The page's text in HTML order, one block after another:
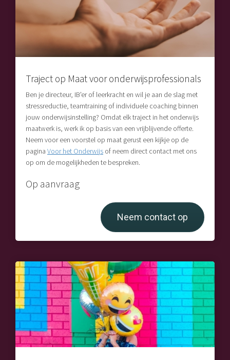
Traject op Maat voor onderwijsprofessionals
Ben je directeur, IB'er of leerkracht en wil je aan de slag met
stressreductie, teamtraining of individuele coaching binnen
jouw onderwijsinstelling? Omdat elk traject in het onderwijs
maatwerk is, werk ik op basis van een vrijblijvende offerte.
Neem voor een voorstel op maat gerust een kijkje op de
pagina Voor het Onderwijs of neem direct contact met ons
op om de mogelijkheden te bespreken.
Op aanvraag
Neem contact op